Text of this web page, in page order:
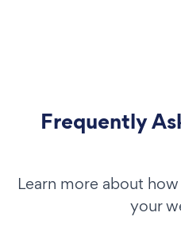
Frequently
Learn more about
your